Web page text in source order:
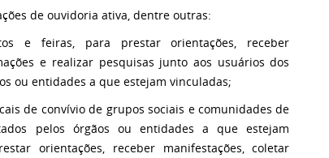
de ouvidoria ativa, dentre outras:
e feiras, para prestar orientações, receber
e realizar pesquisas junto aos usuários dos
ou entidades a que estejam vinculadas;
de convívio de grupos sociais e comunidades de
pelos órgãos ou entidades a que estejam
orientações, receber manifestações, coletar